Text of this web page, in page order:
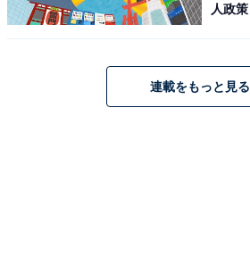
pioneer「TVM-FW1100-2-B」人政策
連載をもっと見る